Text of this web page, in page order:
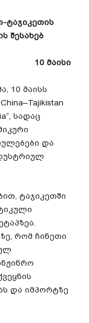
ტაჯიკეთის
შესახებ
10 მაისი
10 მაისს
სადაც
და
ტაჯიკეთში
რომ ჩინეთი
და იმპორტზე